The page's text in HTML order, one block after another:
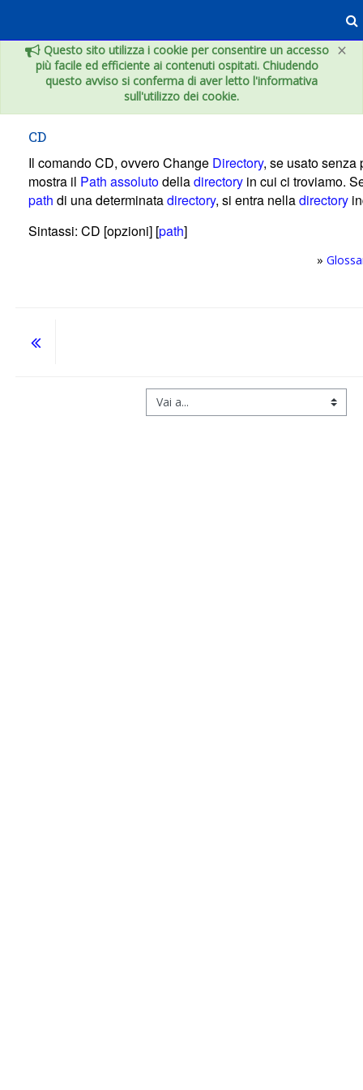
×
Questo sito utilizza i cookie per consentire un accesso
più facile ed efficiente ai contenuti ospitati. Chiudendo
questo avviso si conferma di aver letto l'informativa
sull'utilizzo dei cookie.
CD
Il comando CD, ovvero Change Directory, se usato senza
mostra il Path assolutodelladirectoryin cui ci troviamo.
path di una determinatadirectory, si entra nelladirectory
Sintassi: CD [opzioni] [path]
»
Vai a...